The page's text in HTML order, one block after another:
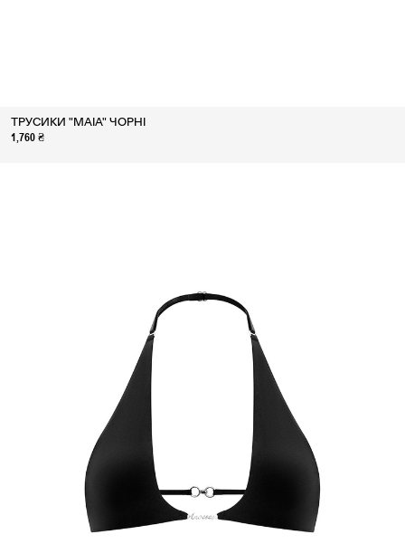
ТРУСИКИ "MAIA" ЧОРНІ
1,760 ₴